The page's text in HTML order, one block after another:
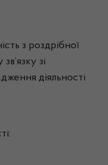
з роздрібної
зі
діяльності